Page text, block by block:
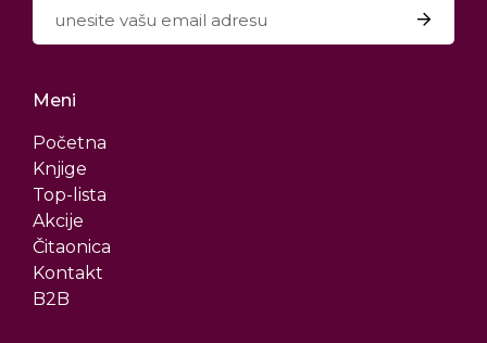
Meni
Početna
Knjige
Top-lista
Akcije
Čitaonica
Kontakt
B2B